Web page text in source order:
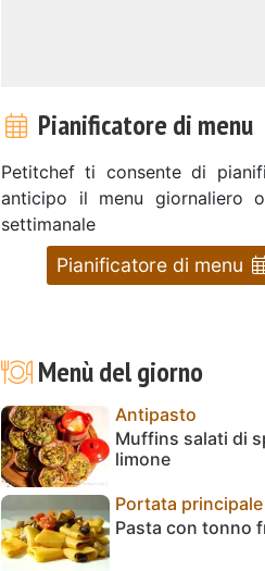
Pianificatore di menu
Petitchef ti consente di
anticipo il menu giornaliero
settimanale
Pianificatore di menu
Menù del giorno
Antipasto
Muffins salati di
limone
Portata principale
Pasta con tonno